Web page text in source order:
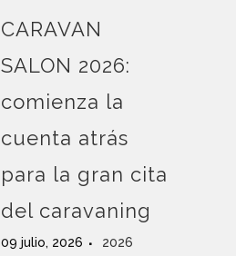
CARAVAN
SALON 2026:
comienza la
cuenta atrás
para la gran cita
del caravaning
09 julio, 2026
2026